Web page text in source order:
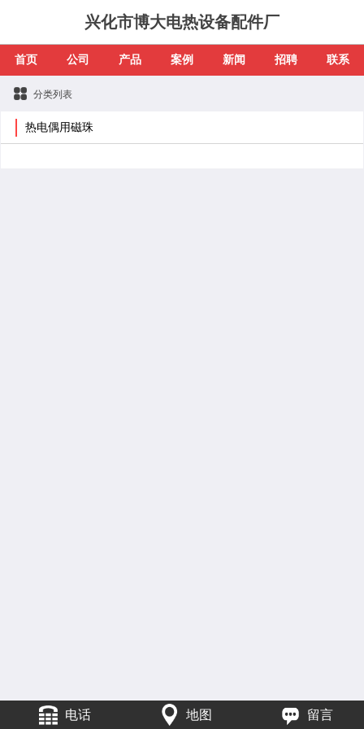
兴化市博大电热设备配件厂
首页 公司 产品 案例 新闻 招聘 联系
分类列表
热电偶用磁珠
电话 地图 留言